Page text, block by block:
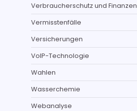
Verbraucherschutz und Finanzen
Vermisstenfälle
Versicherungen
VoIP-Technologie
Wahlen
Wasserchemie
Webanalyse